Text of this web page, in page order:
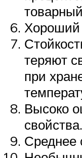
Хороший
теряют
при
Высоко
свойства.
Среднее